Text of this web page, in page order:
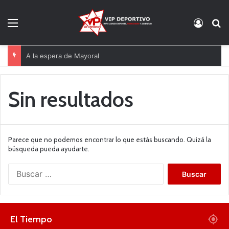
A la espera de Mayoral
Sin resultados
Parece que no podemos encontrar lo que estás buscando. Quizá la
búsqueda pueda ayudarte.
El Tiempo